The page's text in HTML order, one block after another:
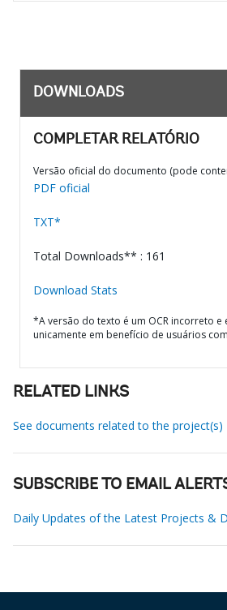
DOWNLOADS
COMPLETAR RELATÓRIO
Versão oficial do documento (pode
PDF oficial
TXT*
Total Downloads** : 161
Download Stats
*A versão do texto é um OCR incorreto e
unicamente em benefício de usuários
RELATED LINKS
See documents related to the project(s)
SUBSCRIBE TO EMAIL
Daily Updates of the Latest Projects &